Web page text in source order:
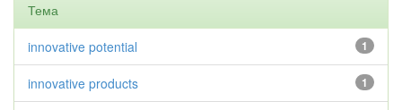
Тема
1
innovative potential
1
innovative products